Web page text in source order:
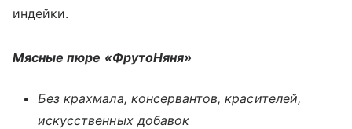
индейки.
Мясные пюре «ФрутоНяня»
Без крахмала, консервантов, красителей,
искусственных добавок